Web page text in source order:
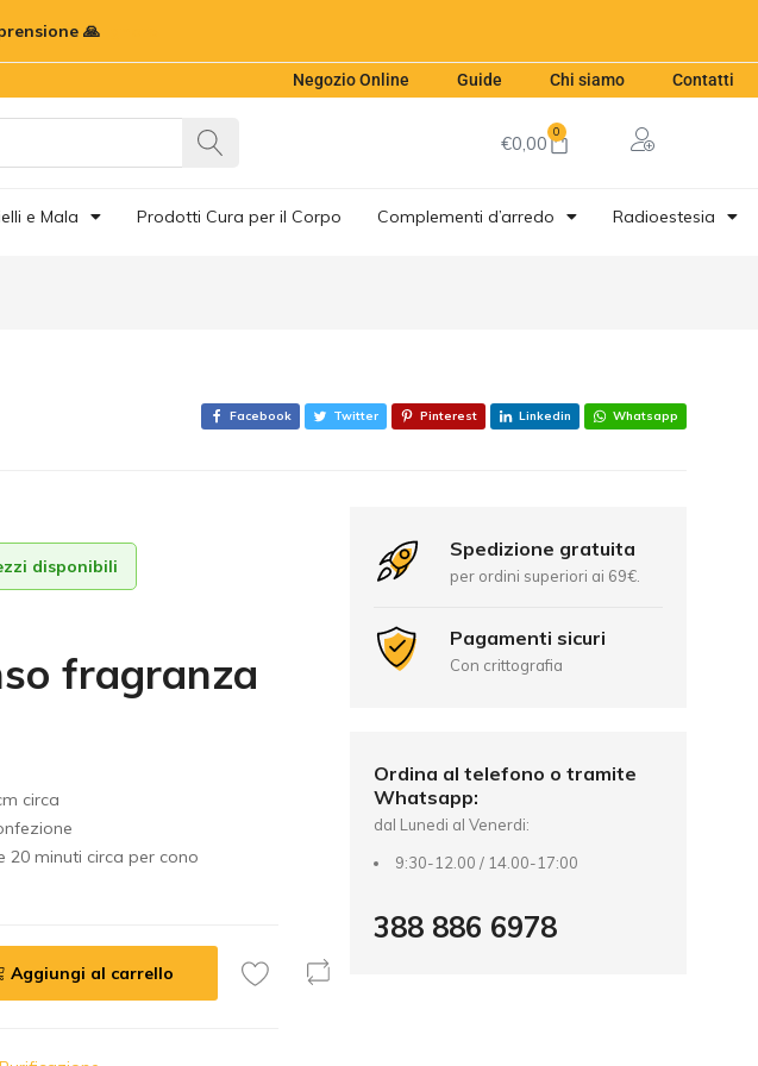
🙏
Negozio Online Guide Chi siamo Contatti
€0,00 0
e Mala Prodotti Cura per il Corpo Complementi d’arredo Radioestesia
Facebook Twitter Pinterest Linkedin Whatsapp
disponibili
fragranza
circa
20 minuti circa per cono
Aggiungi al carrello
Spedizione gratuita
per ordini superiori ai 69€.
Pagamenti sicuri
Con crittografia
Ordina al telefono o tramite
Whatsapp:
dal Lunedi al Venerdi:
9:30-12.00 / 14.00-17:00
388 886 6978